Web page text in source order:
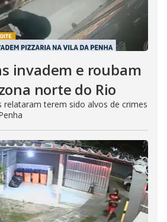
invadem e roubam
norte do Rio
terem sido alvos de crimes